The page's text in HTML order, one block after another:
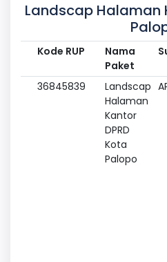
Landscap Halaman
Kode RUP
Nama
Paket
36845839
Landscap
Halaman
Kantor
DPRD
Kota
Palopo